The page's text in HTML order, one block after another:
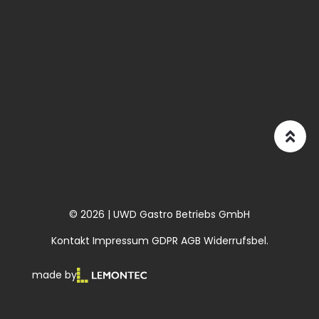
© 2026 | UWD Gastro Betriebs GmbH
Kontakt Impressum GDPR AGB Widerrufsbel.
made by